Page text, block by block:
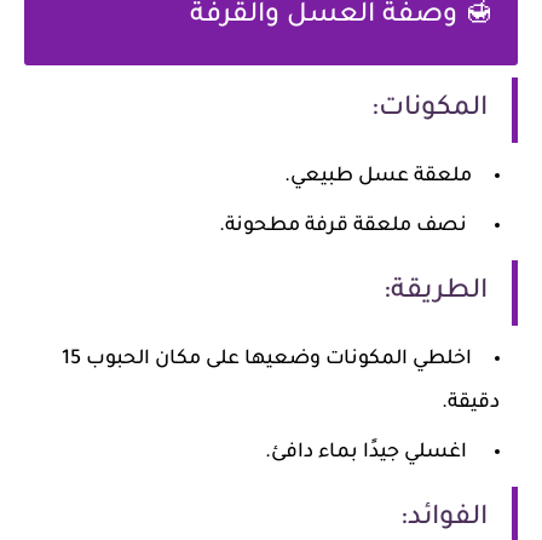
🍯 وصفة العسل والقرفة
المكونات:
ملعقة عسل طبيعي.
نصف ملعقة قرفة مطحونة.
الطريقة:
اخلطي المكونات وضعيها على مكان الحبوب 15
دقيقة.
اغسلي جيدًا بماء دافئ.
الفوائد: